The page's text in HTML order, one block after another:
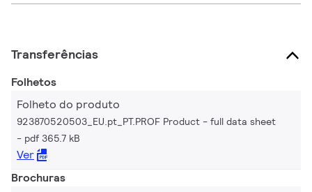
Transferências
Folhetos
Folheto do produto
923870520503_EU.pt_PT.PROF Product - full data sheet
pdf 365.7 kB
Ver
Brochuras